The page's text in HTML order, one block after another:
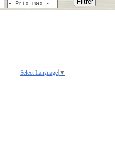
Select Language ▼